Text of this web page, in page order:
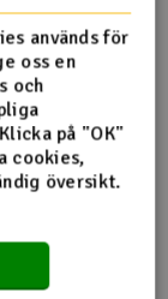
w/ spring
RTR TQ
RTR TQ Red
används för
oss en
och
på "OK"
cookies,
översikt.